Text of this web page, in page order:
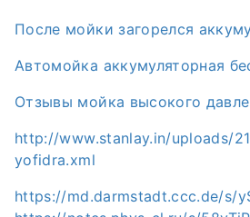
После мойки загорелся
Автомойка аккумуляторная
Отзывы мойка высокого
http://www.stanlay.in/uploads/
yofidra.xml
https://md.darmstadt.ccc.de/s/